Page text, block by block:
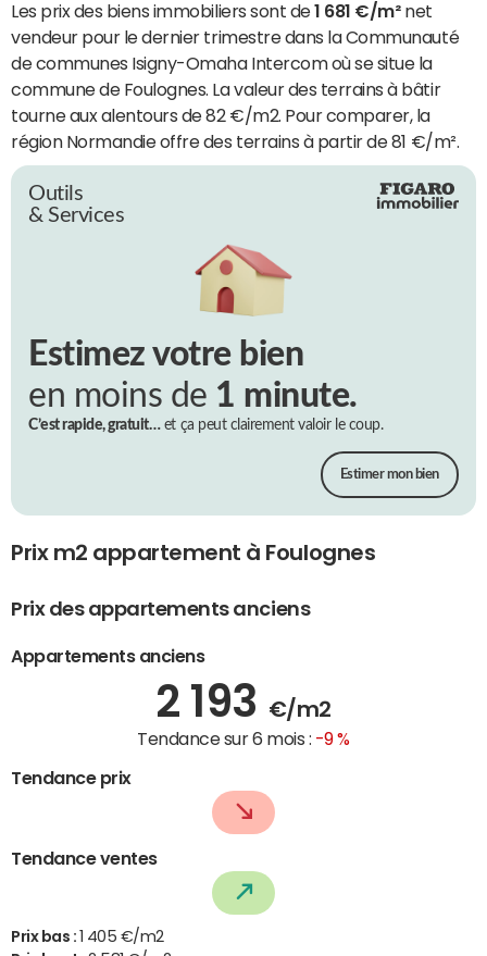
Les prix des biens immobiliers sont de1 681 €/m²net
vendeur pour le dernier trimestre dans la Communauté
de communes Isigny-Omaha Intercom où se situe la
commune de Foulognes. La valeur des terrains à bâtir
tourne aux alentours de 82 €/m2. Pour comparer, la
région Normandie offre des terrains à partir de 81 €/m².
Outils
& Services
Estimez votre bien
en moins de 1 minute.
C’est rapide, gratuit…et ça peut clairement valoir le coup.
Estimer mon bien
Prix m2 appartement à Foulognes
Prix des appartements anciens
Appartements anciens
2 193 €/m2
Tendance sur 6 mois : -9 %
Tendance prix
Tendance ventes
Prix bas : 1 405 €/m2